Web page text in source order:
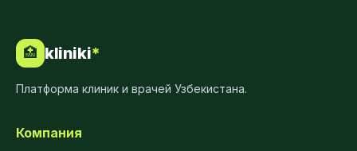
🏥 kliniki*
Платформа клиник и врачей Узбекистана.
Компания